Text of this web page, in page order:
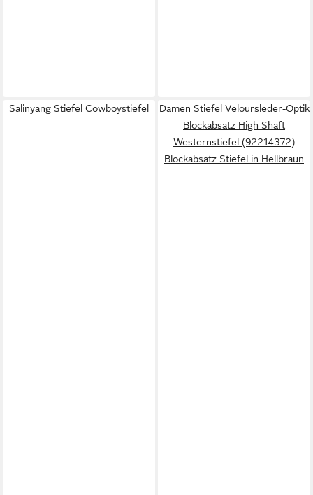
Salinyang Stiefel Cowboystiefel
Damen Stiefel Veloursleder-Optik
Blockabsatz High Shaft
Westernstiefel (92214372)
Blockabsatz Stiefel in Hellbraun